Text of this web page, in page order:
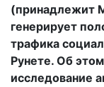
(принадлежит
генерирует
трафика
Рунете. Об
исследование